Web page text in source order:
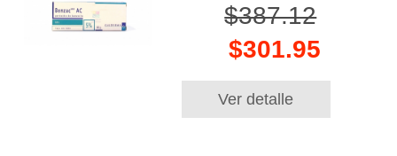
$387.12
$301.95
Ver detalle